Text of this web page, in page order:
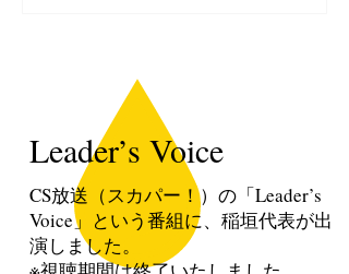
Leader’s Voice
CS放送（スカパー！）の「Leader’s
Voice」という番組に、稲垣代表が出
演しました。